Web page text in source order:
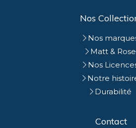
Nos
Nos
Matt & Rose
Nos
Notre
Durabilité
Contact